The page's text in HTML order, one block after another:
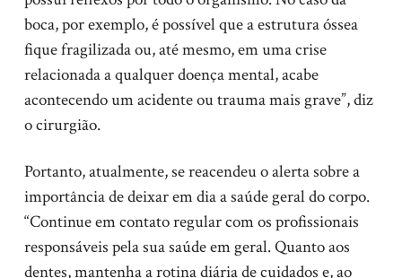
boca, por exemplo, é possível que a estrutura óssea
fique fragilizada ou, até mesmo, em uma crise
relacionada a qualquer doença mental, acabe
acontecendo um acidente ou trauma mais grave”, diz
o cirurgião.
Portanto, atualmente, se reacendeu o alerta sobre a
importância de deixar em dia a saúde geral do corpo.
“Continue em contato regular com os profissionais
responsáveis pela sua saúde em geral. Quanto aos
dentes, mantenha a rotina diária de cuidados e, ao